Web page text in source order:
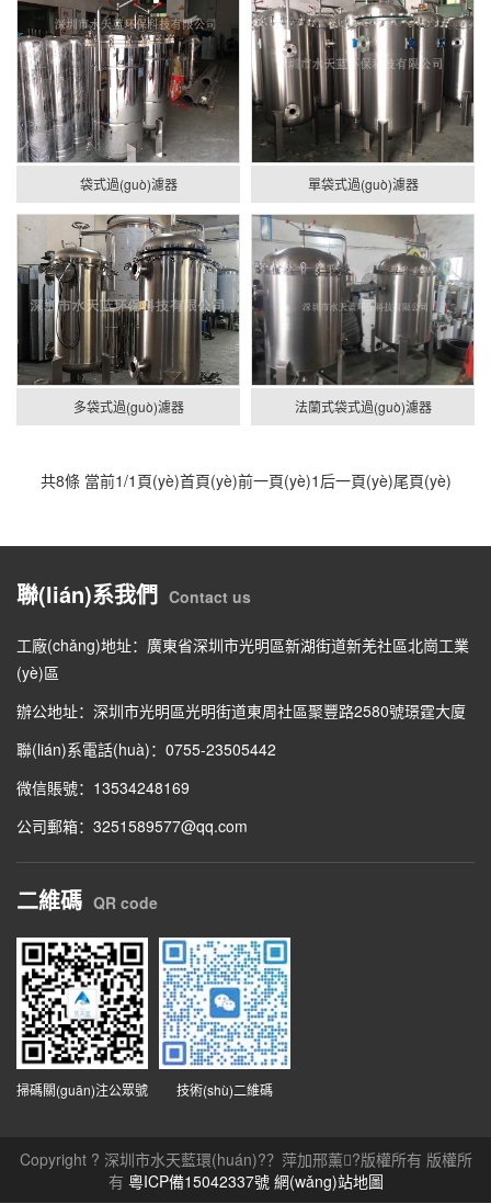
袋式過(guò)濾器 單袋式過(guò)濾器
多袋式過(guò)濾器 法蘭式袋式過(guò)濾器
共8條 當前1/1頁(yè)首頁(yè)前一頁(yè)1 后一頁(yè)尾頁(yè)
聯(lián)系我們 Contact us
工廠(chǎng)地址：廣東省深圳市光明區新湖街道新羌社區北崗工業
(yè)區
辦公地址：深圳市光明區光明街道東周社區聚豐路2580號璟霆大廈
聯(lián)系電話(huà)：0755-23505442
微信賬號：13534248169
公司郵箱：3251589577@qq.com
二維碼 QR code
掃碼關(guān)注公眾號 技術(shù)二維碼
Copyright ? 深圳市水天藍環(huán)?？萍加邢薰?版權所有 版權所
有 粵ICP備15042337號 網(wǎng)站地圖